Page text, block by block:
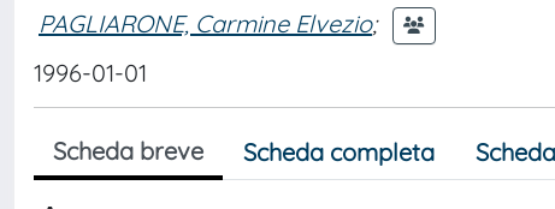
PAGLIARONE, Carmine Elvezio;
1996-01-01
Scheda breve Scheda completa